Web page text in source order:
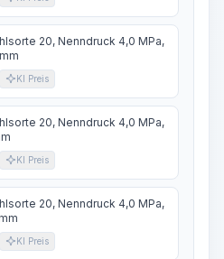
20, Nenndruck 4,0 MPa,
KI Preis
20, Nenndruck 4,0 MPa,
KI Preis
20, Nenndruck 4,0 MPa,
KI Preis